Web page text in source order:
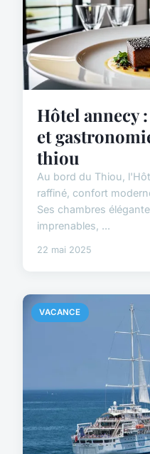
Hôtel annecy
et
thiou
Au bord du Thiou,
raffiné, confort
Ses chambres
imprenables, ...
22 mai 2025
VACANCE